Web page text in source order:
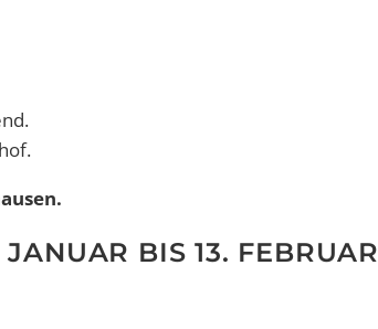
BIS 13. FEBRUAR